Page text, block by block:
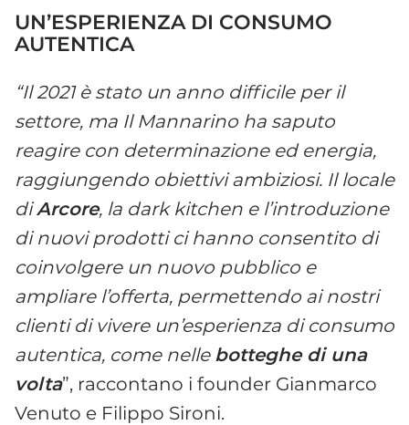
UN’ESPERIENZA DI CONSUMO
AUTENTICA
“Il 2021 è stato un anno difficile per il
settore, ma Il Mannarino ha saputo
reagire con determinazione ed energia,
raggiungendo obiettivi ambiziosi. Il locale
diArcore, la dark kitchen e l’introduzione
di nuovi prodotti ci hanno consentito di
coinvolgere un nuovo pubblico e
ampliare l’offerta, permettendo ai nostri
clienti di vivere un’esperienza di consumo
autentica, come nelle botteghe di una
volta”, raccontano i founder Gianmarco
Venuto e Filippo Sironi.